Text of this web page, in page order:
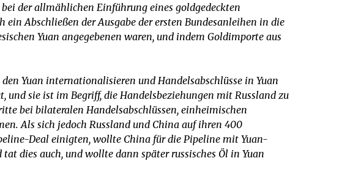
der allmählichen Einführung eines goldgedeckten
ein Abschließen der Ausgabe der ersten Bundesanleihen in die
Yuan angegebenen waren, und indem Goldimporte aus
Yuan internationalisieren und Handelsabschlüsse in Yuan
und sie ist im Begriff, die Handelsbeziehungen mit Russland zu
bei bilateralen Handelsabschlüssen, einheimischen
Als sich jedoch Russland und China auf ihren 400
Deal einigten, wollte China für die Pipeline mit Yuan-
dies auch, und wollte dann später russisches Öl in Yuan